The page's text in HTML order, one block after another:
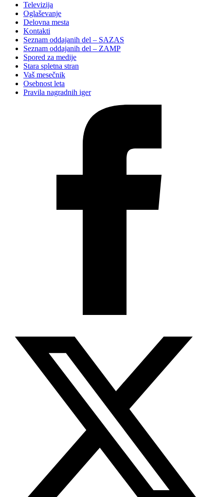
Televizija
Oglaševanje
Delovna mesta
Kontakti
Seznam oddajanih del – SAZAS
Seznam oddajanih del – ZAMP
Spored za medije
Stara spletna stran
Vaš mesečnik
Osebnost leta
Pravila nagradnih iger